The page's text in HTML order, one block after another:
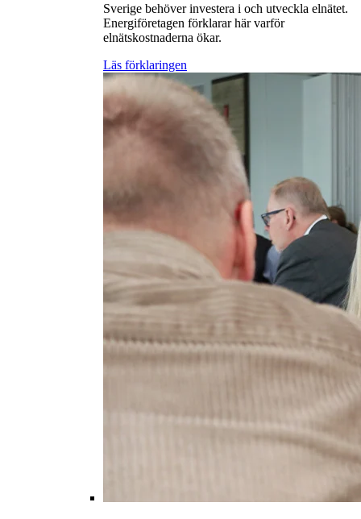
Sverige behöver investera i och utveckla elnätet.
Energiföretagen förklarar här varför
elnätskostnaderna ökar.
Läs förklaringen